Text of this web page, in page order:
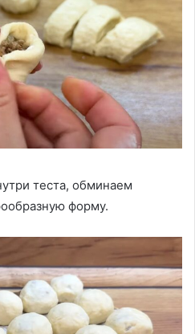
теста, обминаем
форму.